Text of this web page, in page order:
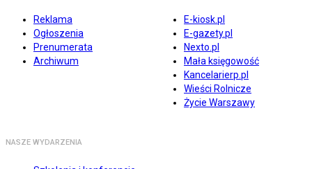
Reklama
Ogłoszenia
Prenumerata
Archiwum
E-kiosk.pl
E-gazety.pl
Nexto.pl
Mała księgowość
Kancelarierp.pl
Wieści Rolnicze
Życie Warszawy
NASZE WYDARZENIA